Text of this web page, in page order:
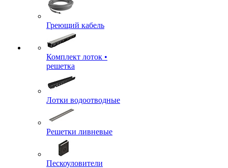
Греющий кабель
Комплект лоток •
решетка
Лотки водоотводные
Решетки ливневые
Пескоуловители